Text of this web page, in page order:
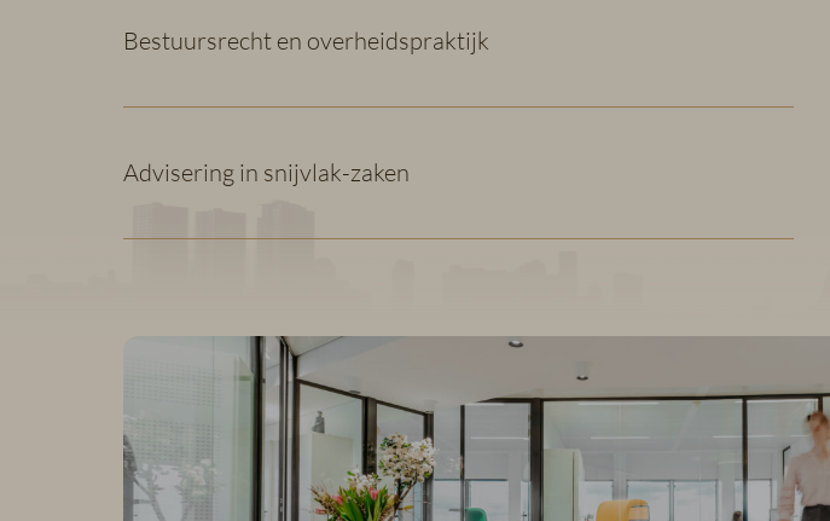
Bestuursrecht en overheidspraktijk
Advisering in snijvlak-zaken